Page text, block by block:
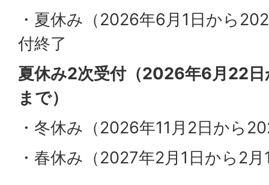
・夏休み（2026年6月1日から
付終了
夏休み2次受付（2026年6月22
まで）
・冬休み（2026年11月2日から
・春休み（2027年2月1日から2